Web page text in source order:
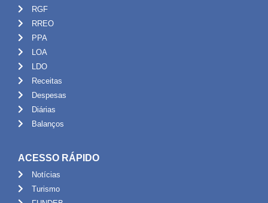
RGF
RREO
PPA
LOA
LDO
Receitas
Despesas
Diárias
Balanços
ACESSO RÁPIDO
Notícias
Turismo